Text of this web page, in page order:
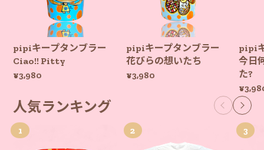
pipiキープタンブラー
Ciao!! Pitty
¥3,980
pipiキープタンブラー
花びらの想いたち
¥3,980
pipi
今日
た?
人気ランキング